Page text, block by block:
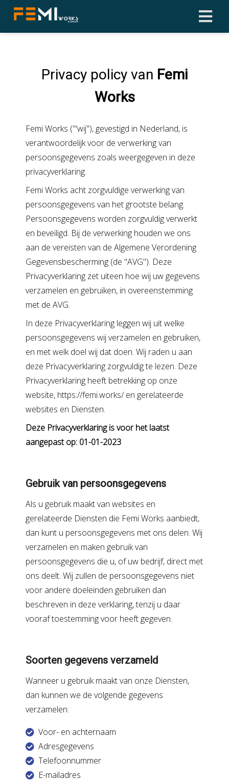
Privacy policy van Femi
Works
Femi Works ('''wij''), gevestigd in Nederland, is
verantwoordelijk voor de verwerking van
persoonsgegevens zoals weergegeven in deze
privacyverklaring.
Femi Works acht zorgvuldige verwerking van
persoonsgegevens van het grootste belang.
Persoonsgegevens worden zorgvuldig verwerkt
en beveiligd. Bij de verwerking houden we ons
aan de vereisten van de Algemene Verordening
Gegevensbescherming (de "AVG"). Deze
Privacyverklaring zet uiteen hoe wij uw gegevens
verzamelen en gebruiken, in overeenstemming
met de AVG.
In deze Privacyverklaring leggen wij uit welke
persoonsgegevens wij verzamelen en gebruiken,
en met welk doel wij dat doen. Wij raden u aan
deze Privacyverklaring zorgvuldig te lezen. Deze
Privacyverklaring heeft betrekking op onze
website, https://femi.works/ en gerelateerde
websites en Diensten.
Deze Privacyverklaring is voor het laatst
aangepast op: 01-01-2023
Gebruik van persoonsgegevens
Als u gebruik maakt van websites en
gerelateerde Diensten die Femi Works aanbiedt,
dan kunt u persoonsgegevens met ons delen. Wij
verzamelen en maken gebruik van
persoonsgegevens die u, of uw bedrijf, direct met
ons deelt. Wij zullen de persoonsgegevens niet
voor andere doeleinden gebruiken dan
beschreven in deze verklaring, tenzij u daar
vooraf toestemming voor heeft gegeven.
Soorten gegevens verzameld
Wanneer u gebruik maakt van onze Diensten,
dan kunnen we de volgende gegevens
verzamelen:
Voor- en achternaam
Adresgegevens
Telefoonnummer
E-mailadres